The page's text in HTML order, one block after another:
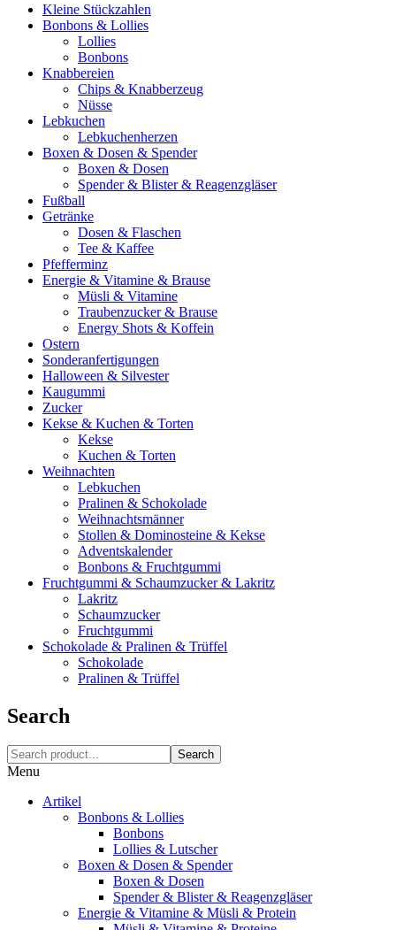
Kleine Stückzahlen
Bonbons & Lollies
Lollies
Bonbons
Knabbereien
Chips & Knabberzeug
Nüsse
Lebkuchen
Lebkuchenherzen
Boxen & Dosen & Spender
Boxen & Dosen
Spender & Blister & Reagenzgläser
Fußball
Getränke
Dosen & Flaschen
Tee & Kaffee
Pfefferminz
Energie & Vitamine & Brause
Müsli & Vitamine
Traubenzucker & Brause
Energy Shots & Koffein
Ostern
Sonderanfertigungen
Halloween & Silvester
Kaugummi
Zucker
Kekse & Kuchen & Torten
Kekse
Kuchen & Torten
Weihnachten
Lebkuchen
Pralinen & Schokolade
Weihnachtsmänner
Stollen & Dominosteine & Kekse
Adventskalender
Bonbons & Fruchtgummi
Fruchtgummi & Schaumzucker & Lakritz
Lakritz
Schaumzucker
Fruchtgummi
Schokolade & Pralinen & Trüffel
Schokolade
Pralinen & Trüffel
Search
Search
Menu
Artikel
Bonbons & Lollies
Bonbons
Lollies & Lutscher
Boxen & Dosen & Spender
Boxen & Dosen
Spender & Blister & Reagenzgläser
Energie & Vitamine & Müsli & Protein